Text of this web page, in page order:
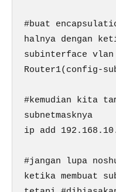
#buat
halnya dengan
subinterface vlan
Router1(config-
#kemudian kita
subnetmasknya
ip add
#jangan lupa
ketika membuat